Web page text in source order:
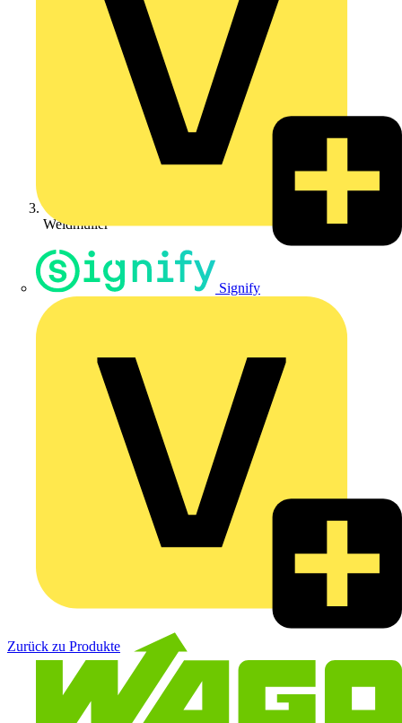
Signify
Weidmüller
Zurück zu Produkte